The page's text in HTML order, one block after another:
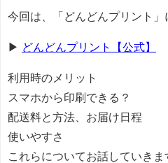
今回は、「どんどんプリント」
▶ どんどんプリント【公式】
利用時のメリット
スマホから印刷できる？
配送料と方法、お届け日程
使いやすさ
これらについてお話していきま